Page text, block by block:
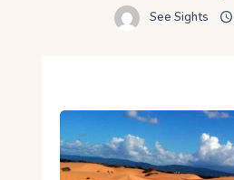
Блог
Контакты
See Sights